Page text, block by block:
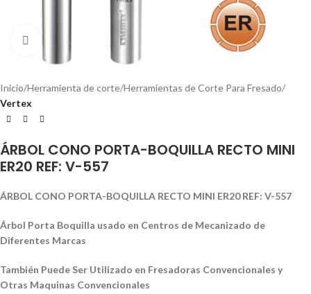
Inicio Herramienta de corte Herramientas de Corte Para Fresado
Vertex
ÁRBOL CONO PORTA-BOQUILLA RECTO MINI
ER20 REF: V-557
ÁRBOL CONO PORTA-BOQUILLA RECTO MINI ER20 REF: V-557
Árbol Porta Boquilla usado en Centros de Mecanizado de
Diferentes Marcas
También Puede Ser Utilizado en Fresadoras Convencionales y
Otras Maquinas Convencionales